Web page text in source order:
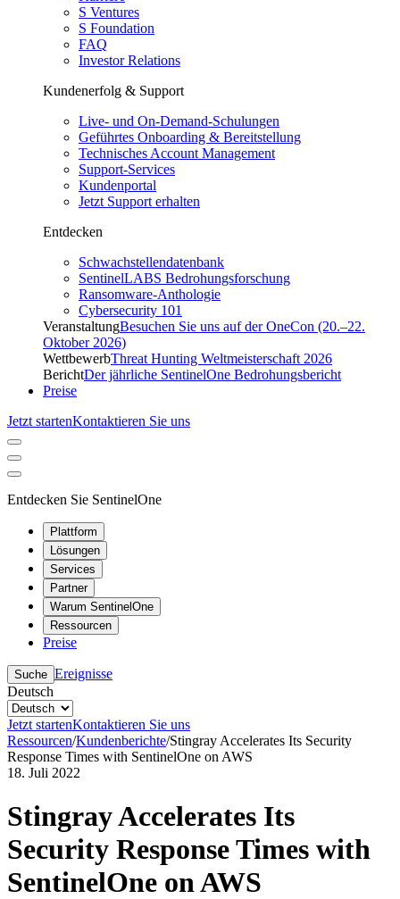
S Ventures
S Foundation
FAQ
Investor Relations
Kundenerfolg & Support
Live- und On-Demand-Schulungen
Geführtes Onboarding & Bereitstellung
Technisches Account Management
Support-Services
Kundenportal
Jetzt Support erhalten
Entdecken
Schwachstellendatenbank
SentinelLABS Bedrohungsforschung
Ransomware-Anthologie
Cybersecurity 101
VeranstaltungBesuchen Sie uns auf der OneCon (20.–22.
Oktober 2026)
WettbewerbThreat Hunting Weltmeisterschaft 2026
BerichtDer jährliche SentinelOne Bedrohungsbericht
Preise
Jetzt startenKontaktieren Sie uns
Entdecken Sie SentinelOne
Plattform
Lösungen
Services
Partner
Warum SentinelOne
Ressourcen
Preise
Suche Ereignisse
Deutsch
Jetzt startenKontaktieren Sie uns
Ressourcen/Kundenberichte/Stingray Accelerates Its Security
Response Times with SentinelOne on AWS
18. Juli 2022
Stingray Accelerates Its
Security Response Times with
SentinelOne on AWS